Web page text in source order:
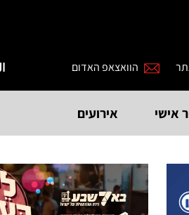
הוואצאפ האדום
אישי אירועים